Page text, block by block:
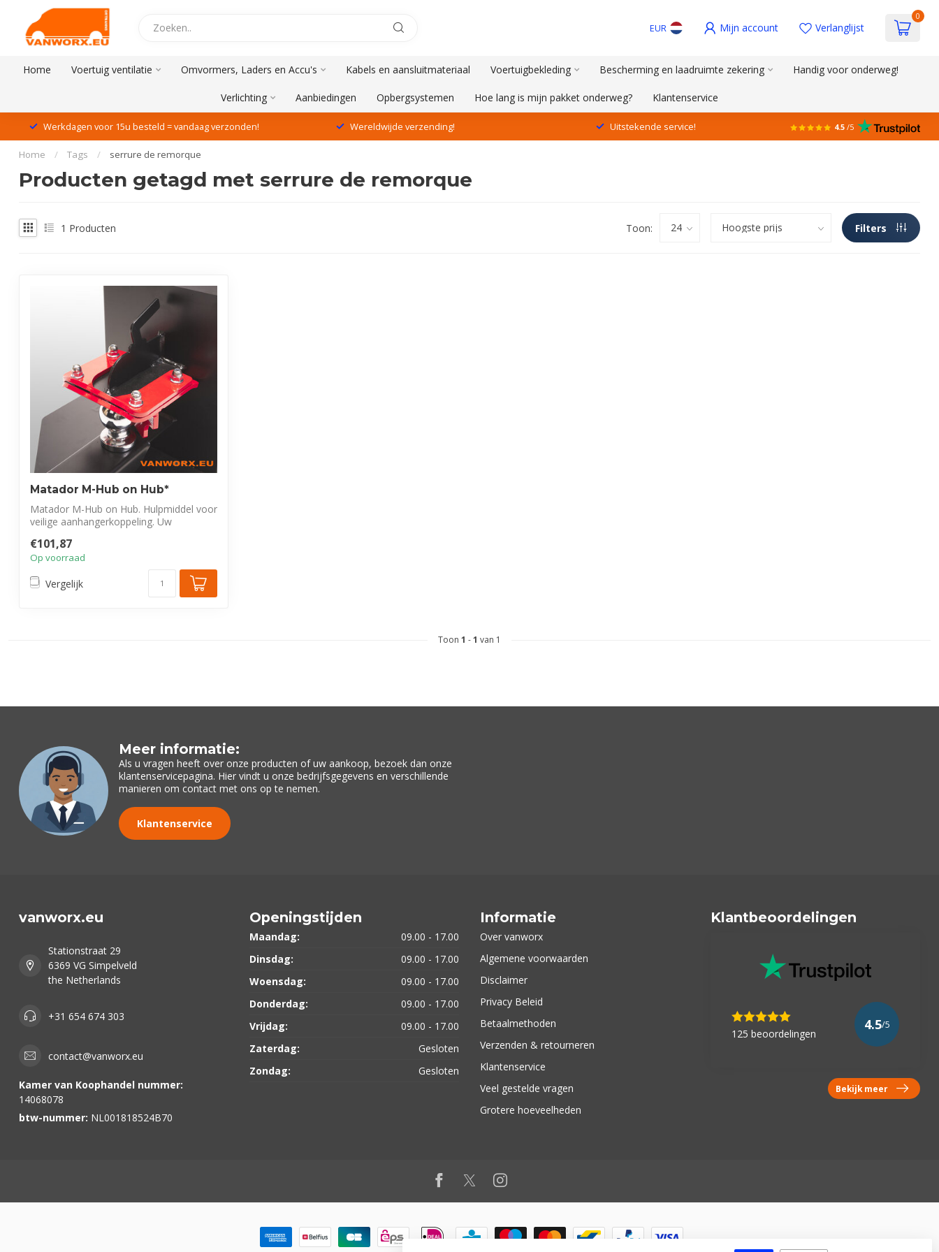
EUR Mijn account Verlanglijst
0
Home Voertuig ventilatie Omvormers, Laders en Accu's Kabels en aansluitmateriaal Voertuigbekleding Bescherming en laadruimte zekering Handig voor onderweg!
Verlichting Aanbiedingen Opbergsystemen Hoe lang is mijn pakket onderweg? Klantenservice
Werkdagen voor 15u besteld = vandaag verzonden! Wereldwijde verzending! Uitstekende service! 4.5 /5
Home / Tags / serrure de remorque
Producten getagd met serrure de remorque
1 Producten Toon: Filters
Matador M-Hub on Hub*
Matador M-Hub on Hub. Hulpmiddel voor
veilige aanhangerkoppeling. Uw
€101,87
Op voorraad
Vergelijk
Toon 1 -1 van 1
Meer informatie:
Als u vragen heeft over onze producten of uw aankoop, bezoek dan onze
klantenservicepagina. Hier vindt u onze bedrijfsgegevens en verschillende
manieren om contact met ons op te nemen.
Klantenservice
vanworx.eu
Stationstraat 29
6369 VG Simpelveld
the Netherlands
+31 654 674 303
contact@vanworx.eu
Kamer van Koophandel nummer:
14068078
btw-nummer: NL001818524B70
Openingstijden
Maandag:
09.00 - 17.00
Dinsdag:
09.00 - 17.00
Woensdag:
09.00 - 17.00
Donderdag:
09.00 - 17.00
Vrijdag:
09.00 - 17.00
Zaterdag:
Gesloten
Zondag:
Gesloten
Informatie
Over vanworx
Algemene voorwaarden
Disclaimer
Privacy Beleid
Betaalmethoden
Verzenden & retourneren
Klantenservice
Veel gestelde vragen
Grotere hoeveelheden
Klantbeoordelingen
125 beoordelingen
4.5/5
Bekijk meer